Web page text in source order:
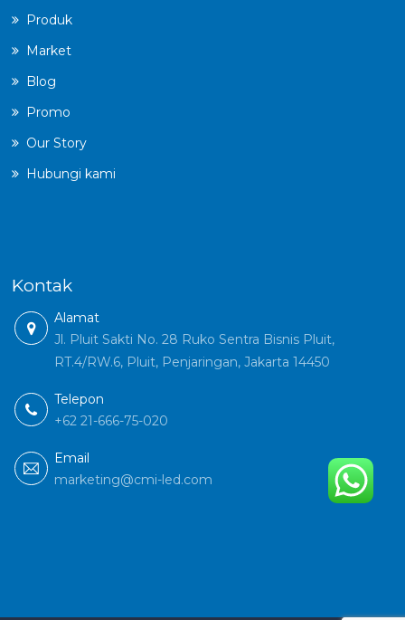
Produk
Market
Blog
Promo
Our Story
Hubungi kami
Kontak
Alamat
Jl. Pluit Sakti No. 28 Ruko Sentra Bisnis Pluit,
RT.4/RW.6, Pluit, Penjaringan, Jakarta 14450
Telepon
+62 21-666-75-020
Email
marketing@cmi-led.com